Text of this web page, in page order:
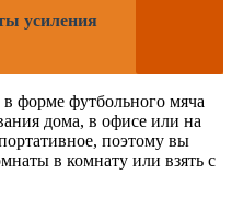
усиления
форме футбольного мяча
дома, в офисе или на
поэтому вы
в комнату или взять с